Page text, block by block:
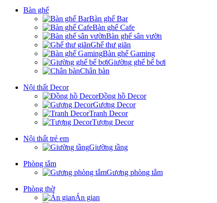
Bàn ghế
Bàn ghế Bar
Bàn ghế Cafe
Bàn ghế sân vườn
Ghế thư giãn
Bàn ghế Gaming
Giường ghế bể bơi
Chân bàn
Nội thất Decor
Đồng hồ Decor
Gương Decor
Tranh Decor
Tượng Decor
Nội thất trẻ em
Giường tầng
Phòng tắm
Gương phòng tắm
Phòng thờ
Án gian